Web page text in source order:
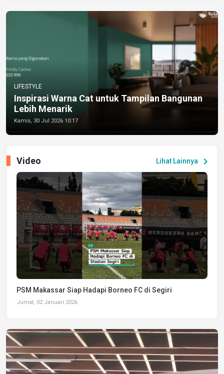
LIFESTYLE
Inspirasi Warna Cat untuk Tampilan Bangunan
Lebih Menarik
Kamis, 30 Jul 2026 10:17
Lihat Lainnya chevron_right
Video
PSM Makassar Siap Hadapi Borneo FC di Segiri
Jumat, 02 Januari 2026